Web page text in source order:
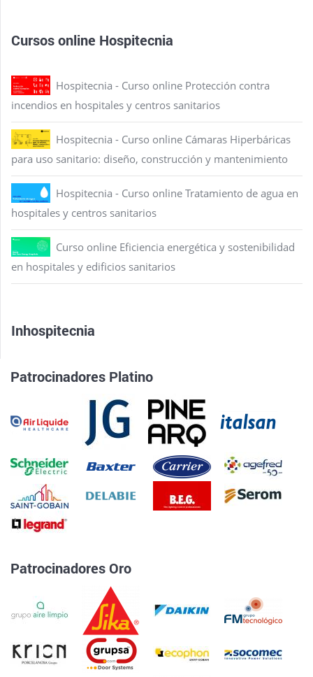
Cursos online Hospitecnia
Hospitecnia - Curso online Protección contra
incendios en hospitales y centros sanitarios
Hospitecnia - Curso online Cámaras Hiperbáricas
para uso sanitario: diseño, construcción y mantenimiento
Hospitecnia - Curso online Tratamiento de agua en
hospitales y centros sanitarios
Curso online Eficiencia energética y sostenibilidad
en hospitales y edificios sanitarios
Inhospitecnia
Patrocinadores Platino
Patrocinadores Oro